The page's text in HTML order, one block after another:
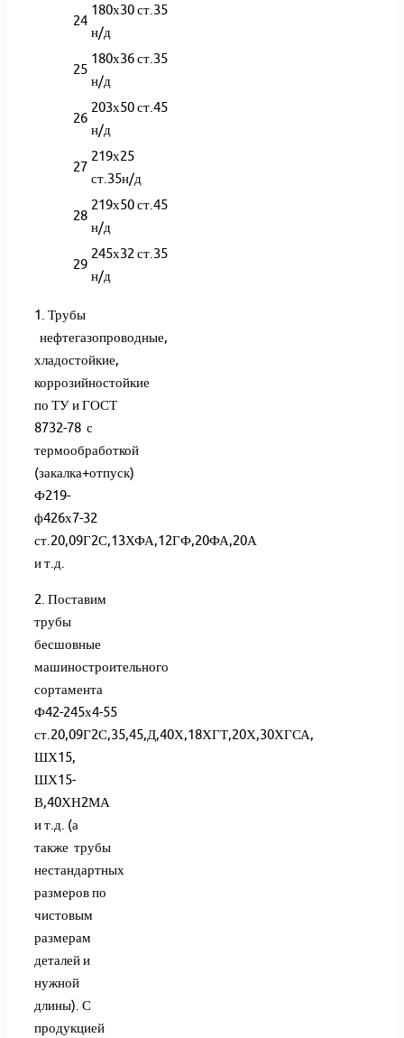
24
180х30 ст.35
н/д
25
180х36 ст.35
н/д
26
203х50 ст.45
н/д
27
219х25
ст.35н/д
28
219х50 ст.45
н/д
29
245х32 ст.35
н/д
1. Трубы
нефтегазопроводные,
хладостойкие,
коррозийностойкие
по ТУ и ГОСТ
8732-78 с
термообработкой
(закалка+отпуск)
Ф219-
ф426х7-32
ст.20,09Г2С,13ХФА,12ГФ,20ФА,20А
и т.д.
2. Поставим
трубы
бесшовные
машиностроительного
сортамента
Ф42-245х4-55
ст.20,09Г2С,35,45,Д,40Х,18ХГТ,20Х,30ХГСА,
ШХ15,
ШХ15-
В,40ХН2МА
и т.д. (а
также трубы
нестандартных
размеров по
чистовым
размерам
деталей и
нужной
длины). С
продукцией